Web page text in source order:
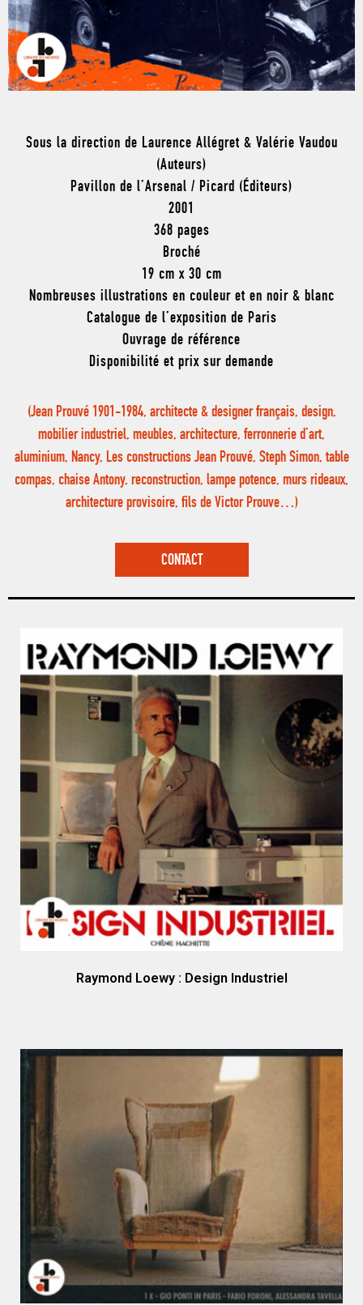
Sous la direction de Laurence Allégret & Valérie Vaudou
(Auteurs)
Pavillon de l’Arsenal / Picard (Éditeurs)
2001
368 pages
Broché
19 cm x 30 cm
Nombreuses illustrations en couleur et en noir & blanc
Catalogue de l’exposition de Paris
Ouvrage de référence
Disponibilité et prix sur demande
(Jean Prouvé 1901-1984, architecte & designer français, design,
mobilier industriel, meubles, architecture, ferronnerie d’art,
aluminium, Nancy, Les constructions Jean Prouvé, Steph Simon, table
compas, chaise Antony, reconstruction, lampe potence, murs rideaux,
architecture provisoire, fils de Victor Prouve…)
CONTACT
Raymond Loewy : Design Industriel